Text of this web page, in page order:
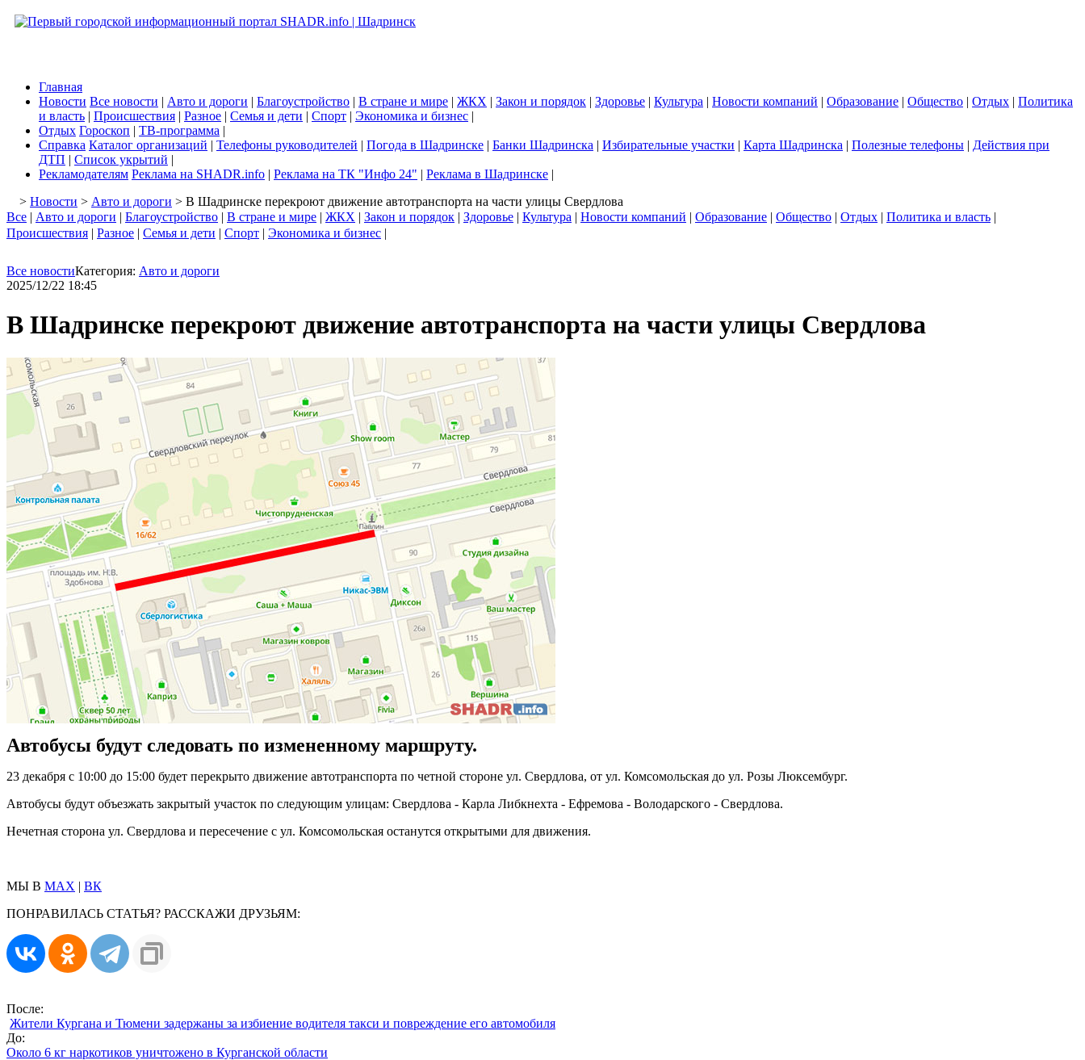
Главная
Новости Все новости | Авто и дороги | Благоустройство | В стране и мире | ЖКХ | Закон и порядок | Здоровье | Культура | Новости компаний | Образование | Общество | Отдых | Политика
и власть | Происшествия | Разное | Семья и дети | Спорт | Экономика и бизнес |
Отдых Гороскоп | ТВ-программа |
Справка Каталог организаций | Телефоны руководителей | Погода в Шадринске | Банки Шадринска | Избирательные участки | Карта Шадринска | Полезные телефоны | Действия при
ДТП | Список укрытий |
Рекламодателям Реклама на SHADR.info | Реклама на ТК "Инфо 24" | Реклама в Шадринске |
> Новости > Авто и дороги > В Шадринске перекроют движение автотранспорта на части улицы Свердлова
Все | Авто и дороги | Благоустройство | В стране и мире | ЖКХ | Закон и порядок | Здоровье | Культура | Новости компаний | Образование | Общество | Отдых | Политика и власть |
Происшествия | Разное | Семья и дети | Спорт | Экономика и бизнес |
Все новостиКатегория: Авто и дороги
2025/12/22 18:45
В Шадринске перекроют движение автотранспорта на части улицы Свердлова
Автобусы будут следовать по измененному маршруту.
23 декабря с 10:00 до 15:00 будет перекрыто движение автотранспорта по четной стороне ул. Свердлова, от ул. Комсомольская до ул. Розы Люксембург.
Автобусы будут объезжать закрытый участок по следующим улицам: Свердлова - Карла Либкнехта - Ефремова - Володарского - Свердлова.
Нечетная сторона ул. Свердлова и пересечение с ул. Комсомольская останутся открытыми для движения.
МЫ В MAX | ВК
ПОНРАВИЛАСЬ СТАТЬЯ? РАССКАЖИ ДРУЗЬЯМ:
После:
Жители Кургана и Тюмени задержаны за избиение водителя такси и повреждение его автомобиля
До:
Около 6 кг наркотиков уничтожено в Курганской области